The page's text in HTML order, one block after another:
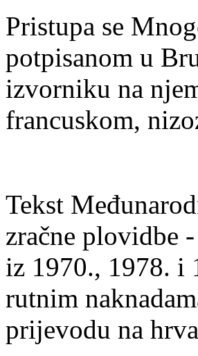
Pristupa se
potpisanom u
izvorniku na
francuskom,
Tekst
zračne plovidbe
iz 1970., 1978. i
rutnim
prijevodu na